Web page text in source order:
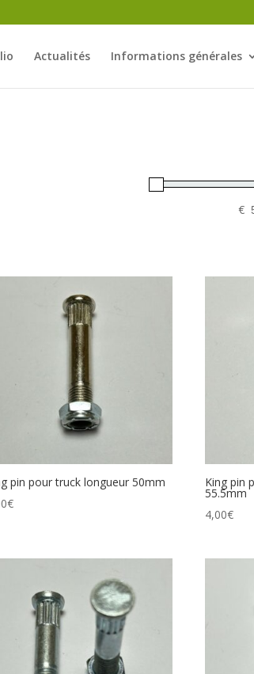
Actualités Informations générales
€
pin pour truck longueur 50mm
€
King pin
55.5mm
4,00€